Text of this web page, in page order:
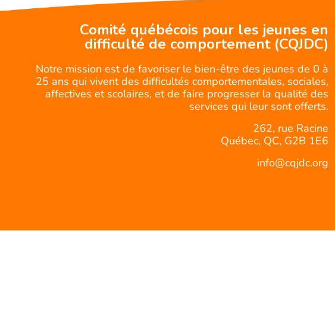
Comité québécois pour les jeunes en
difficulté de comportement (CQJDC)
Notre mission est de favoriser le bien-être des jeunes de 0 à
25 ans qui vivent des difficultés comportementales, sociales,
affectives et scolaires, et de faire progresser la qualité des
services qui leur sont offerts.
262, rue Racine
Québec, QC, G2B 1E6
info@cqjdc.org